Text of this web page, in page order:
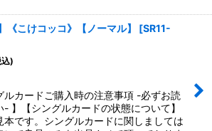
《こけコッコ》【ノーマル】 [SR11-
)
ルカードご購入時の注意事項 -必ずお読
- 】【シングルカードの状態について】
本です。シングルカードに関しましては